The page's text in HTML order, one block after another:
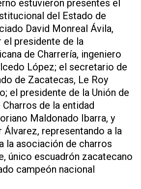
estuvieron presentes el
del Estado de
David Monreal Ávila,
el presidente de la
de Charrería, ingeniero
López; el secretario de
de Zacatecas, Le Roy
el presidente de la Unión de
de la entidad
Maldonado Ibarra, y
Álvarez, representando a la
la asociación de charros
único escuadrón zacatecano
campeón nacional